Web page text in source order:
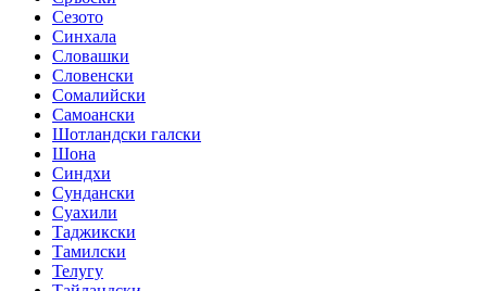
Сезото
Синхала
Словашки
Словенски
Сомалийски
Самоански
Шотландски галски
Шона
Синдхи
Сундански
Суахили
Таджикски
Тамилски
Телугу